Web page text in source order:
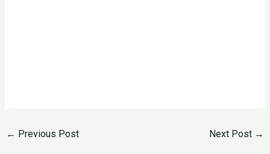
← Previous Post Next Post →